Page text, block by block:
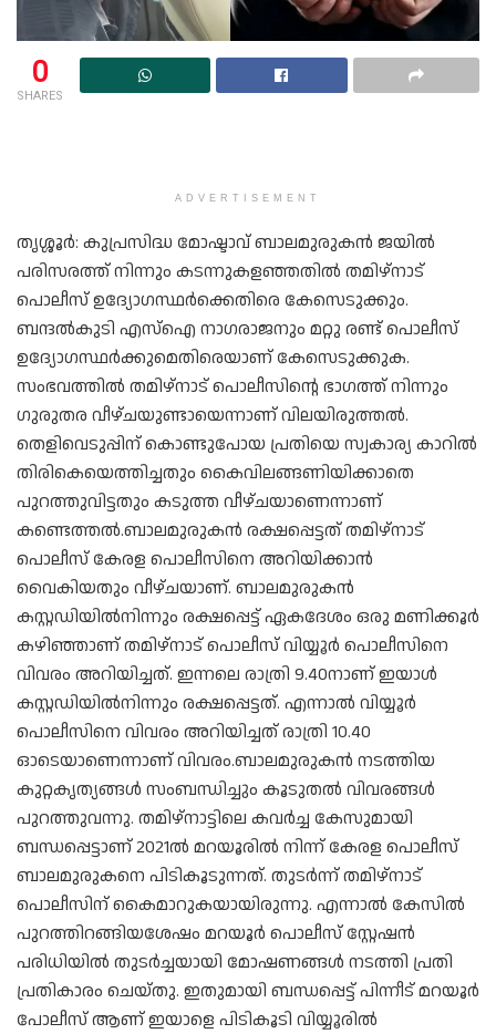
0
SHARES
ADVERTISEMENT
തൃശ്ശൂര്‍: കുപ്രസിദ്ധ മോഷ്ടാവ് ബാലമുരുകന്‍ ജയില്‍
പരിസരത്ത് നിന്നും കടന്നുകളഞ്ഞതില്‍ തമിഴ്‌നാട്
പൊലീസ് ഉദ്യോഗസ്ഥര്‍ക്കെതിരെ കേസെടുക്കും.
ബന്ദല്‍കുടി എസ്‌ഐ നാഗരാജനും മറ്റു രണ്ട് പൊലീസ്
ഉദ്യോഗസ്ഥര്‍ക്കുമെതിരെയാണ് കേസെടുക്കുക.
സംഭവത്തില്‍ തമിഴ്‌നാട് പൊലീസിന്റെ ഭാഗത്ത് നിന്നും
ഗുരുതര വീഴ്ചയുണ്ടായെന്നാണ് വിലയിരുത്തല്‍.
തെളിവെടുപ്പിന് കൊണ്ടുപോയ പ്രതിയെ സ്വകാര്യ കാറില്‍
തിരികെയെത്തിച്ചതും കൈവിലങ്ങണിയിക്കാതെ
പുറത്തുവിട്ടതും കടുത്ത വീഴ്ചയാണെന്നാണ്
കണ്ടെത്തല്‍.ബാലമുരുകന്‍ രക്ഷപ്പെട്ടത് തമിഴ്നാട്
പൊലീസ് കേരള പൊലീസിനെ അറിയിക്കാന്‍
വൈകിയതും വീഴ്ചയാണ്. ബാലമുരുകന്‍
കസ്റ്റഡിയില്‍നിന്നും രക്ഷപ്പെട്ട് ഏകദേശം ഒരു മണിക്കൂര്‍
കഴിഞ്ഞാണ് തമിഴ്നാട് പൊലീസ് വിയ്യൂര്‍ പൊലീസിനെ
വിവരം അറിയിച്ചത്. ഇന്നലെ രാത്രി 9.40നാണ് ഇയാള്‍
കസ്റ്റഡിയില്‍നിന്നും രക്ഷപ്പെട്ടത്. എന്നാല്‍ വിയ്യൂര്‍
പൊലീസിനെ വിവരം അറിയിച്ചത് രാത്രി 10.40
ഓടെയാണെന്നാണ് വിവരം.ബാലമുരുകന്‍ നടത്തിയ
കുറ്റകൃത്യങ്ങള്‍ സംബന്ധിച്ചും കൂടുതല്‍ വിവരങ്ങള്‍
പുറത്തുവന്നു. തമിഴ്‌നാട്ടിലെ കവര്‍ച്ച കേസുമായി
ബന്ധപ്പെട്ടാണ് 2021ല്‍ മറയൂരില്‍ നിന്ന് കേരള പൊലീസ്
ബാലമുരുകനെ പിടികൂടുന്നത്. തുടര്‍ന്ന് തമിഴ്‌നാട്
പൊലീസിന് കൈമാറുകയായിരുന്നു. എന്നാല്‍ കേസില്‍
പുറത്തിറങ്ങിയശേഷം മറയൂര്‍ പൊലീസ് സ്റ്റേഷന്‍
പരിധിയില്‍ തുടര്‍ച്ചയായി മോഷണങ്ങള്‍ നടത്തി പ്രതി
പ്രതികാരം ചെയ്തു. ഇതുമായി ബന്ധപ്പെട്ട് പിന്നീട് മറയൂര്‍
പോലീസ് ആണ് ഇയാളെ പിടികൂടി വിയ്യൂരില്‍